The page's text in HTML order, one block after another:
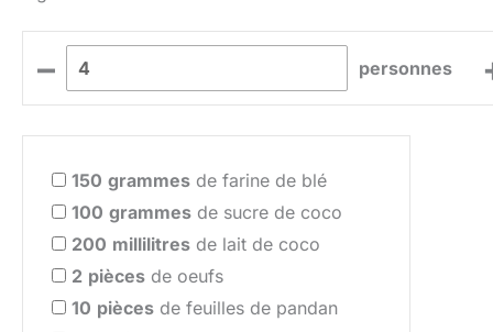
– personnes
150 grammes de farine de blé
100 grammes de sucre de coco
200 millilitres de lait de coco
2 pièces de oeufs
10 pièces de feuilles de pandan